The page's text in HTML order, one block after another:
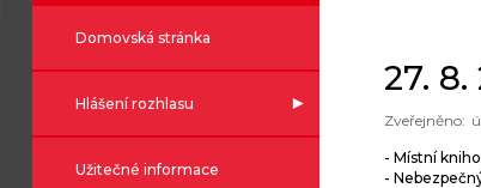
Domovská stránka
Hlášení rozhlasu
Užitečné informace
27.
- Místní
-